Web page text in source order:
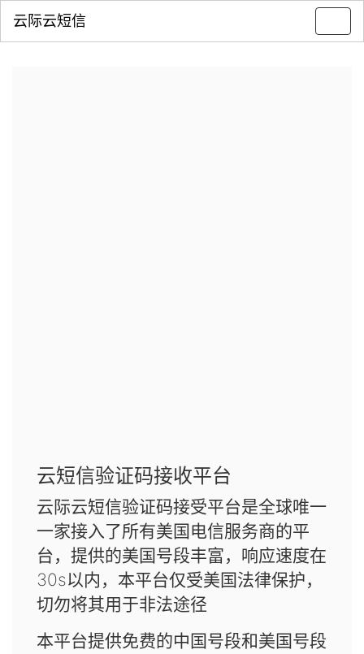
云际云短信
云短信验证码接收平台
云际云短信验证码接受平台是全球唯一
一家接入了所有美国电信服务商的平
台，提供的美国号段丰富，响应速度在
30s以内，本平台仅受美国法律保护，
切勿将其用于非法途径
本平台提供免费的中国号段和美国号段